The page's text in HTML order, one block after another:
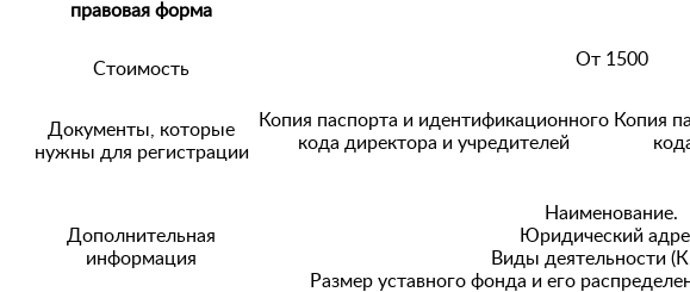
правовая форма
Стоимость От 1500
Документы, которые
нужны для регистрации
Копия паспорта и идентификационного
кода директора и учредителей
Копия
Дополнительная
информация
Наименование.
Юридический
Виды деятельности
Размер уставного фонда и его